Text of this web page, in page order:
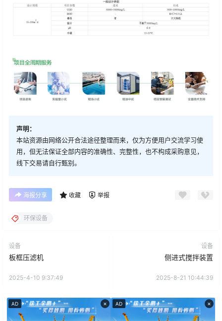
声明：
本站资源由网络公开合法途径整理而来，仅为方便用户交流学习使
用，但无法保证全部内容的准确性、完整性，也不构成采购意见，
线下交易请自行甄别。
海报分享 收藏 举报
环保设备
设备
板框压滤机
2025-4-10 9:37:49
设备
侧进式搅拌装置
2025-8-21 10:44:39
×
AD ×
AD